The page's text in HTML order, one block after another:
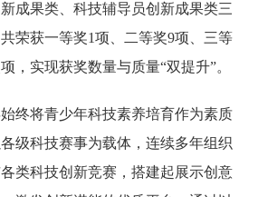
成果类、科技辅导员创新成果类三
荣获一等奖1项、二等奖9项、三等
，实现获奖数量与质量“双提升”。
终将青少年科技素养培育作为素质
级科技赛事为载体，连续多年组织
类科技创新竞赛，搭建起展示创意